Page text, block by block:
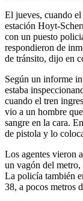
El jueves, cuando
estación Hoyt-
con un puesto
respondieron de
de tránsito, dijo en
Según un informe
estaba
cuando el tren
vio a un hombre
sangre en la cara.
de pistola y lo
Los agentes vieron
un vagón del
La policía también
38, a pocos metros